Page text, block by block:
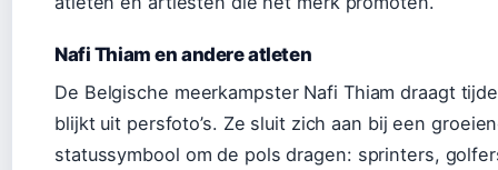
Nafi Thiam en andere atleten
De Belgische meerkampster Nafi Thiam draagt
blijkt uit persfoto’s. Ze sluit zich aan bij een
statussymbool om de pols dragen: sprinters,